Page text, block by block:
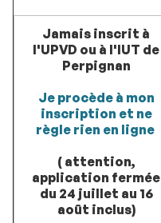
Jamais inscrit à
l'UPVD ou à l'IUT de
Perpignan
Je procède à mon
inscription et ne
règle rien en ligne
( attention,
application fermée
du 24 juillet au 16
août inclus)